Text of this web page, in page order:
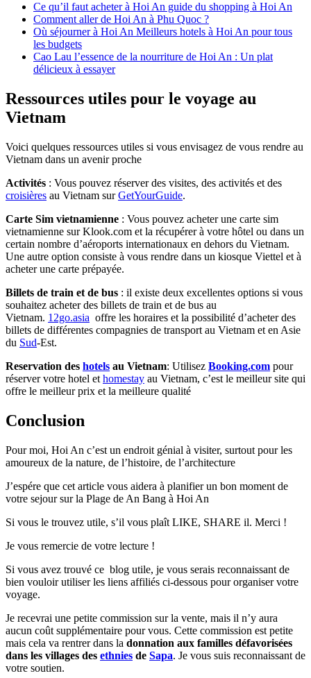
Ce qu’il faut acheter à Hoi An guide du shopping à Hoi An
Comment aller de Hoi An à Phu Quoc ?
Où séjourner à Hoi An Meilleurs hotels à Hoi An pour tous
les budgets
Cao Lau l’essence de la nourriture de Hoi An : Un plat
délicieux à essayer
Ressources utiles pour le voyage au
Vietnam
Voici quelques ressources utiles si vous envisagez de vous rendre au
Vietnam dans un avenir proche
Activités : Vous pouvez réserver des visites, des activités et des
croisières au Vietnam surGetYourGuide.
Carte Sim vietnamienne : Vous pouvez acheter une carte sim
vietnamienne sur Klook.com et la récupérer à votre hôtel ou dans un
certain nombre d’aéroports internationaux en dehors du Vietnam.
Une autre option consiste à vous rendre dans un kiosque Viettel et à
acheter une carte prépayée.
Billets de train et de bus : il existe deux excellentes options si vous
souhaitez acheter des billets de train et de bus au
Vietnam. 12go.asia offre les horaires et la possibilité d’acheter des
billets de différentes compagnies de transport au Vietnam et en Asie
du Sud-Est.
Reservation des hotels au Vietnam: Utilisez Booking.com pour
réserver votre hotel et homestay au Vietnam, c’est le meilleur site qui
offre le meilleur prix et la meilleure qualité
Conclusion
Pour moi, Hoi An c’est un endroit génial à visiter, surtout pour les
amoureux de la nature, de l’histoire, de l’architecture
J’espére que cet article vous aidera à planifier un bon moment de
votre sejour sur la Plage de An Bang à Hoi An
Si vous le trouvez utile, s’il vous plaît LIKE, SHARE il. Merci !
Je vous remercie de votre lecture !
Si vous avez trouvé ce blog utile, je vous serais reconnaissant de
bien vouloir utiliser les liens affiliés ci-dessous pour organiser votre
voyage.
Je recevrai une petite commission sur la vente, mais il n’y aura
aucun coût supplémentaire pour vous. Cette commission est petite
mais cela va rentrer dans la donnation aux familles défavorisées
dans les villages des ethnies de Sapa. Je vous suis reconnaissant de
votre soutien.